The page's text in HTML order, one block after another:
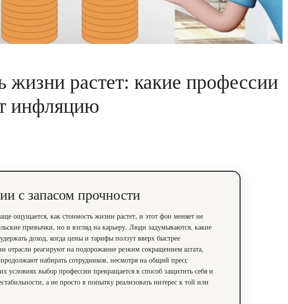
жизни растет: какие профессии
инфляцию
с запасом прочности
ощущается, как стоимость жизни растет, и этот фон меняет не
привычки, но и взгляд на карьеру. Люди задумываются, какие
доход, когда цены и тарифы ползут вверх быстрее
отрасли реагируют на подорожание резким сокращением штата,
продолжают набирать сотрудников, несмотря на общий пресс
условиях выбор профессии превращается в способ защитить себя и
а не просто в попытку реализовать интерес к той или